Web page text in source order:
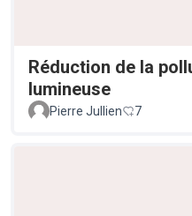
Réduction de la
lumineuse
Pierre Jullien 7